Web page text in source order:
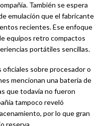
También se espera
emulación que el fabricante
recientes. Ese enfoque
equipos retro compactos
portátiles sencillas.
sobre procesador o
mencionan una batería de
que todavía no fueron
tampoco reveló
por lo que gran